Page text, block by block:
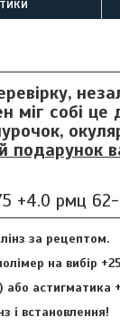
собі це
подарунок
+4.0 рмц
за рецептом.
на вибір
або астигматика
і встановлення!